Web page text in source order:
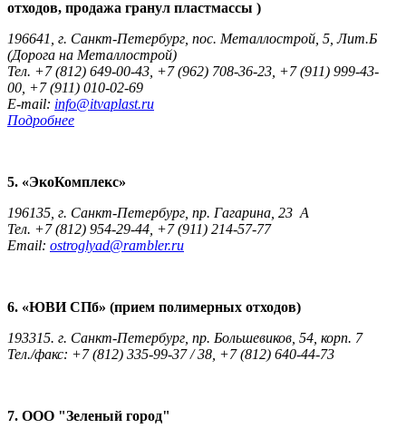
отходов, продажа гранул пластмассы )
196641, г. Санкт-Петербург, пос. Металлострой, 5, Лит.Б
(Дорога на Металлострой)
Тел. +7 (812) 649-00-43, +7 (962) 708-36-23, +7 (911) 999-43-
00, +7 (911) 010-02-69
E-mail: info@itvaplast.ru
Подробнее
5. «ЭкоКомплекс»
196135, г. Санкт-Петербург , пр. Гагарина, 23 А
Тел. +7 (812) 954-29-44, +7 (911) 214-57-77
Email: ostroglyad@rambler.ru
6. «ЮВИ ​СПб» (прием полимерных отходов)
193315. г. Санкт-Петербург, пр. Большевиков, 54, корп. 7
Тел./факс: +7 (812) 335-99-37 / 38, +7 (812) 640-44-73
7. ООО "Зеленый город"